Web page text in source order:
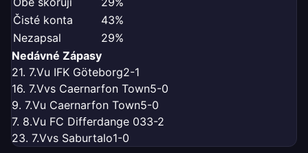
Čisté konta
43%
Nezapsal
29%
Nedávné Zápasy
21. 7.Vu IFK Göteborg2-1
16. 7.Vvs Caernarfon Town5-0
9. 7.Vu Caernarfon Town5-0
7. 8.Vu FC Differdange 033-2
23. 7.Vvs Saburtalo1-0